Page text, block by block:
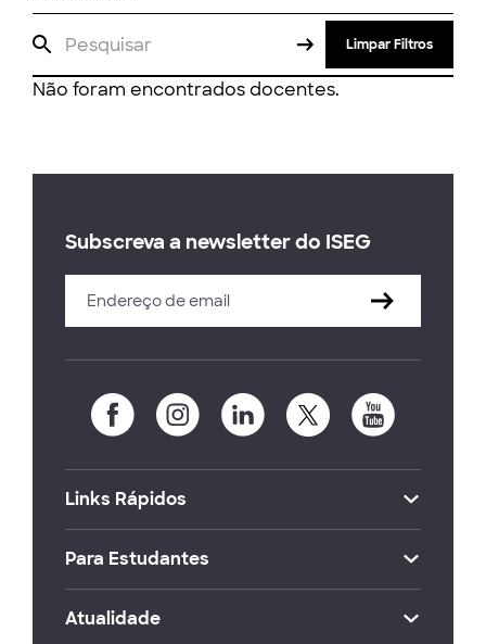
Limpar Filtros
Não foram encontrados docentes.
Subscreva a newsletter do ISEG
Links Rápidos
Para Estudantes
Atualidade